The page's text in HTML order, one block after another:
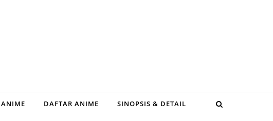
DAFTAR ANIME SINOPSIS & DETAIL